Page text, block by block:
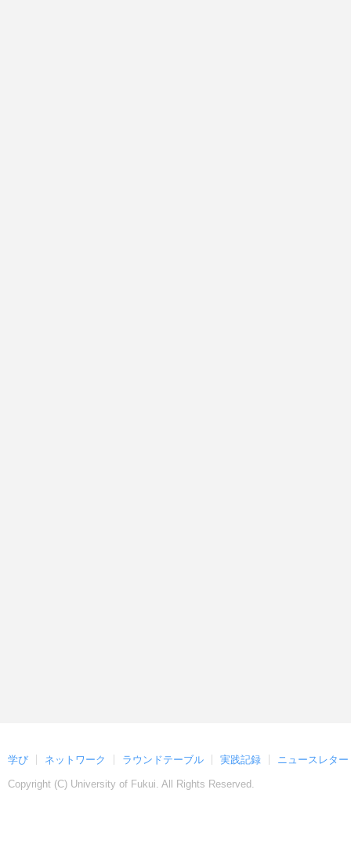
学び ネットワーク ラウンドテーブル 実践記録 ニュースレター
Copyright (C) University of Fukui. All Rights Reserved.